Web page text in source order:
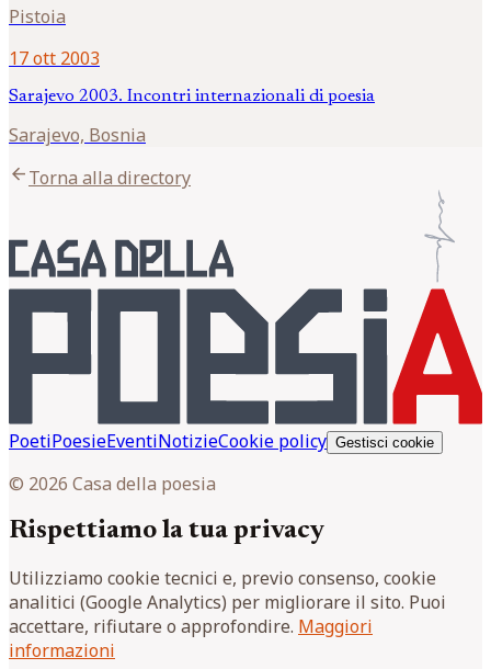
Pistoia
17 ott 2003
Sarajevo 2003. Incontri internazionali di poesia
Sarajevo, Bosnia
arrow_backTorna alla directory
PoetiPoesieEventiNotizieCookie policy Gestisci cookie
© 2026 Casa della poesia
Rispettiamo la tua privacy
Utilizziamo cookie tecnici e, previo consenso, cookie
analitici (Google Analytics) per migliorare il sito. Puoi
accettare, rifiutare o approfondire. Maggiori
informazioni